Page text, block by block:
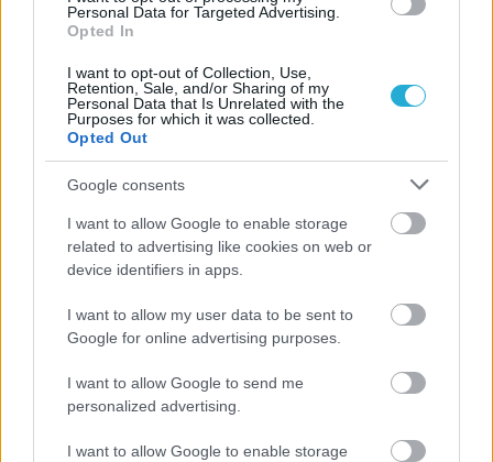
Personal Data for Targeted Advertising.
Opted In
I want to opt-out of Collection, Use,
Retention, Sale, and/or Sharing of my
Personal Data that Is Unrelated with the
Purposes for which it was collected.
Opted Out
Google consents
I want to allow Google to enable storage
related to advertising like cookies on web or
device identifiers in apps.
I want to allow my user data to be sent to
Google for online advertising purposes.
I want to allow Google to send me
personalized advertising.
I want to allow Google to enable storage
ΑΕ Λεμεσού…